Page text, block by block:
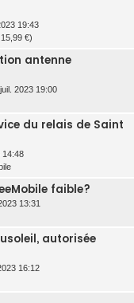
19:43
€)
antenne
2023 19:00
du relais de Saint
14:48
faible?
13:31
autorisée
16:12